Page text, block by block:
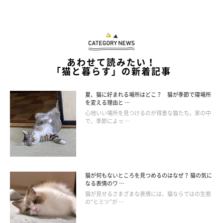
あわせて読みたい！
「猫と暮らす」の新着記事
夏、猫に好まれる場所はどこ？ 猫が季節で寝場所
を変える理由と …
心地いい場所を見つけるのが得意な猫たち。家の中
で、季節によっ …
猫が何もないところを見つめるのはなぜ？ 猫の気に
なる表情のワ …
猫が見せるさまざまな表情には、猫ならではの生態
の“ヒミツ”が …